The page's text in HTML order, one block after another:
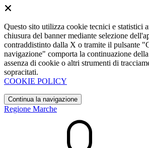
Questo sito utilizza cookie tecnici e statistici
chiusura del banner mediante selezione
contraddistinto dalla X o tramite il pulsante
navigazione" comporta la continuazione
assenza di cookie o altri strumenti di
sopracitati.
COOKIE POLICY
Continua la navigazione
Regione Marche